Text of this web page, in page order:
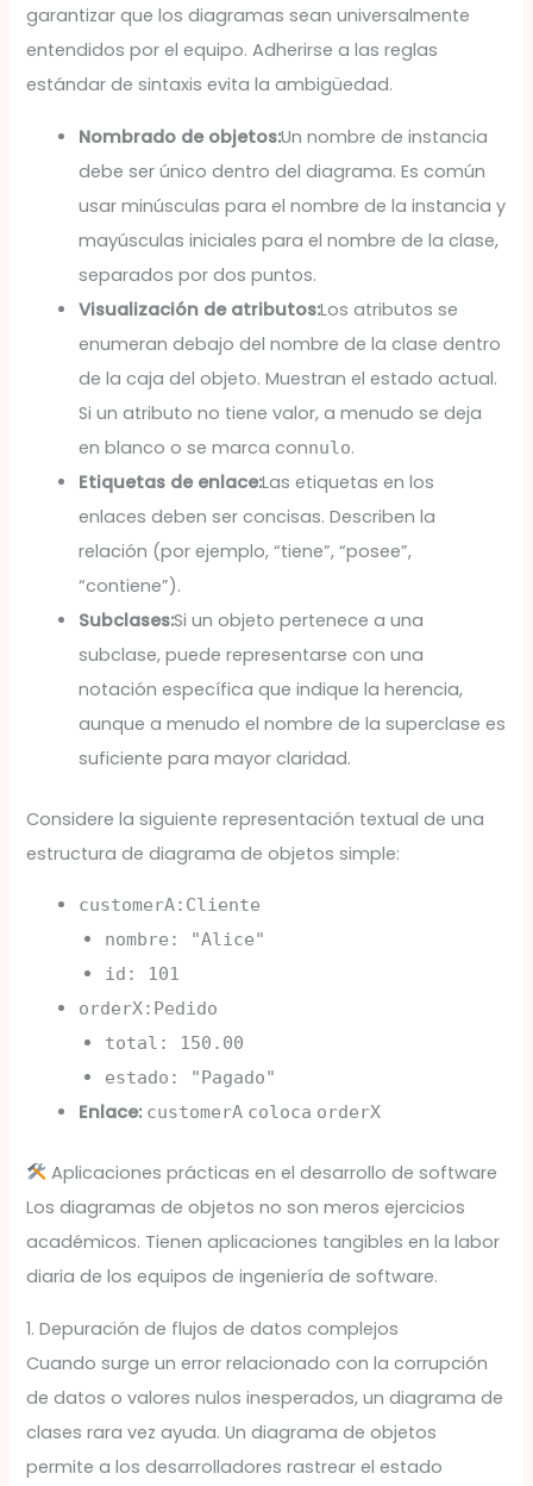
garantizar que los diagramas sean universalmente
entendidos por el equipo. Adherirse a las reglas
estándar de sintaxis evita la ambigüedad.
Nombrado de objetos:Un nombre de instancia
debe ser único dentro del diagrama. Es común
usar minúsculas para el nombre de la instancia y
mayúsculas iniciales para el nombre de la clase,
separados por dos puntos.
Visualización de atributos:Los atributos se
enumeran debajo del nombre de la clase dentro
de la caja del objeto. Muestran el estado actual.
Si un atributo no tiene valor, a menudo se deja
en blanco o se marca connulo.
Etiquetas de enlace:Las etiquetas en los
enlaces deben ser concisas. Describen la
relación (por ejemplo, “tiene”, “posee”,
“contiene”).
Subclases:Si un objeto pertenece a una
subclase, puede representarse con una
notación específica que indique la herencia,
aunque a menudo el nombre de la superclase es
suficiente para mayor claridad.
Considere la siguiente representación textual de una
estructura de diagrama de objetos simple:
customerA:Cliente
nombre: "Alice"
id: 101
orderX:Pedido
total: 150.00
estado: "Pagado"
Enlace: customerA coloca orderX
Aplicaciones prácticas en el desarrollo de software
Los diagramas de objetos no son meros ejercicios
académicos. Tienen aplicaciones tangibles en la labor
diaria de los equipos de ingeniería de software.
1. Depuración de flujos de datos complejos
Cuando surge un error relacionado con la corrupción
de datos o valores nulos inesperados, un diagrama de
clases rara vez ayuda. Un diagrama de objetos
permite a los desarrolladores rastrear el estado